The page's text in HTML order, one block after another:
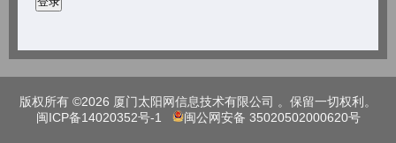
版权所有 ©2026 厦门太阳网信息技术有限公司 。保留一切权利。
闽ICP备14020352号-1
闽公网安备 35020502000620号